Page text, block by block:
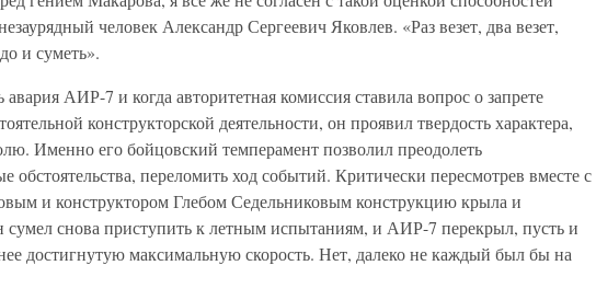
человек Александр Сергеевич Яковлев. «Раз везет, два везет,
и суметь».
авария АИР-7 и когда авторитетная комиссия ставила вопрос о запрете
конструкторской деятельности, он проявил твердость характера,
Именно его бойцовский темперамент позволил преодолеть
обстоятельства, переломить ход событий. Критически пересмотрев вместе с
и конструктором Глебом Седельниковым конструкцию крыла и
сумел снова приступить к летным испытаниям, и АИР-7 перекрыл, пусть и
достигнутую максимальную скорость. Нет, далеко не каждый был бы на